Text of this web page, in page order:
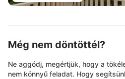
Még nem döntöttél?
Ne aggódj, megértjük, hogy a
nem könnyű feladat. Hogy